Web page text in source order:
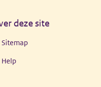
deze site
Sitemap
Help